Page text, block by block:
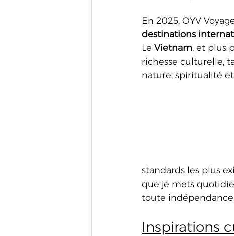
En 2025, OYV
destinations
Le Vietnam, et plus
richesse culturelle,
nature, spiritualité
standards les plus
que je mets
toute
Inspirations